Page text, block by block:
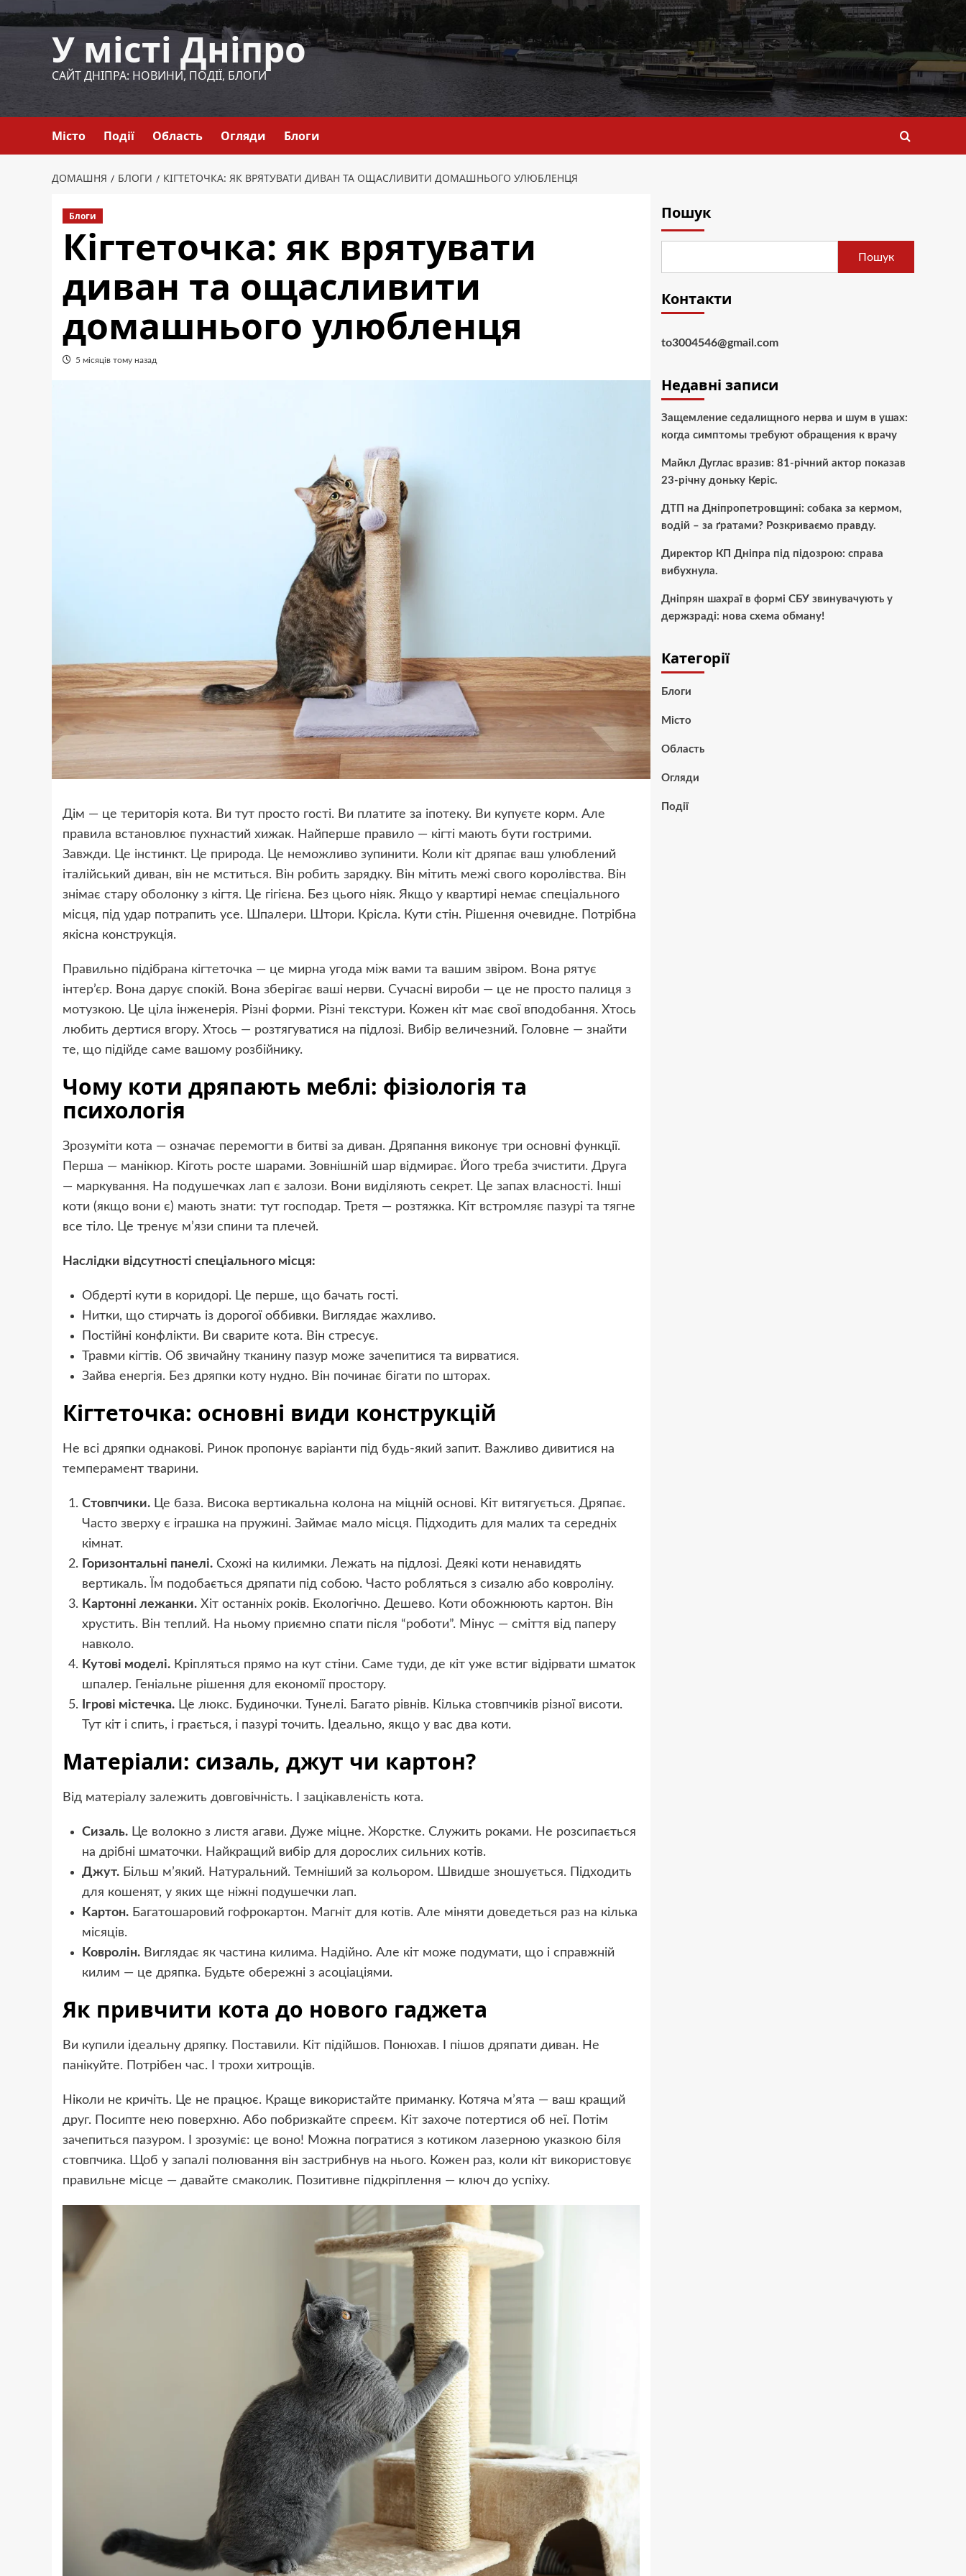
до
У місті Дніпро
САЙТ ДНІПРА: НОВИНИ, ПОДІЇ, БЛОГИ
Місто Події Область Огляди Блоги
ДОМАШНЯ БЛОГИ КІГТЕТОЧКА: ЯК ВРЯТУВАТИ ДИВАН ТА ОЩАСЛИВИТИ ДОМАШНЬОГО УЛЮБЛЕНЦЯ
Блоги
Кігтеточка: як врятувати
диван та ощасливити
домашнього улюбленця
5 місяців тому назад
Дім — це територія кота. Ви тут просто гості. Ви платите за іпотеку. Ви купуєте корм. Але
правила встановлює пухнастий хижак. Найперше правило — кігті мають бути гострими.
Завжди. Це інстинкт. Це природа. Це неможливо зупинити. Коли кіт дряпає ваш улюблений
італійський диван, він не мститься. Він робить зарядку. Він мітить межі свого королівства. Він
знімає стару оболонку з кігтя. Це гігієна. Без цього ніяк. Якщо у квартирі немає спеціального
місця, під удар потрапить усе. Шпалери. Штори. Крісла. Кути стін. Рішення очевидне. Потрібна
якісна конструкція.
Правильно підібрана кігтеточка — це мирна угода між вами та вашим звіром. Вона рятує
інтер’єр. Вона дарує спокій. Вона зберігає ваші нерви. Сучасні вироби — це не просто палиця з
мотузкою. Це ціла інженерія. Різні форми. Різні текстури. Кожен кіт має свої вподобання. Хтось
любить дертися вгору. Хтось — розтягуватися на підлозі. Вибір величезний. Головне — знайти
те, що підійде саме вашому розбійнику.
Чому коти дряпають меблі: фізіологія та
психологія
Зрозуміти кота — означає перемогти в битві за диван. Дряпання виконує три основні функції.
Перша — манікюр. Кіготь росте шарами. Зовнішній шар відмирає. Його треба зчистити. Друга
— маркування. На подушечках лап є залози. Вони виділяють секрет. Це запах власності. Інші
коти (якщо вони є) мають знати: тут господар. Третя — розтяжка. Кіт встромляє пазурі та тягне
все тіло. Це тренує м’язи спини та плечей.
Наслідки відсутності спеціального місця:
Обдерті кути в коридорі. Це перше, що бачать гості.
Нитки, що стирчать із дорогої оббивки. Виглядає жахливо.
Постійні конфлікти. Ви сварите кота. Він стресує.
Травми кігтів. Об звичайну тканину пазур може зачепитися та вирватися.
Зайва енергія. Без дряпки коту нудно. Він починає бігати по шторах.
Кігтеточка: основні види конструкцій
Не всі дряпки однакові. Ринок пропонує варіанти під будь-який запит. Важливо дивитися на
темперамент тварини.
Стовпчики. Це база. Висока вертикальна колона на міцній основі. Кіт витягується. Дряпає.
Часто зверху є іграшка на пружині. Займає мало місця. Підходить для малих та середніх
кімнат.
Горизонтальні панелі. Схожі на килимки. Лежать на підлозі. Деякі коти ненавидять
вертикаль. Їм подобається дряпати під собою. Часто робляться з сизалю або ковроліну.
Картонні лежанки. Хіт останніх років. Екологічно. Дешево. Коти обожнюють картон. Він
хрустить. Він теплий. На ньому приємно спати після “роботи”. Мінус — сміття від паперу
навколо.
Кутові моделі. Кріпляться прямо на кут стіни. Саме туди, де кіт уже встиг відірвати шматок
шпалер. Геніальне рішення для економії простору.
Ігрові містечка. Це люкс. Будиночки. Тунелі. Багато рівнів. Кілька стовпчиків різної висоти.
Тут кіт і спить, і грається, і пазурі точить. Ідеально, якщо у вас два коти.
Матеріали: сизаль, джут чи картон?
Від матеріалу залежить довговічність. І зацікавленість кота.
Сизаль. Це волокно з листя агави. Дуже міцне. Жорстке. Служить роками. Не розсипається
на дрібні шматочки. Найкращий вибір для дорослих сильних котів.
Джут. Більш м’який. Натуральний. Темніший за кольором. Швидше зношується. Підходить
для кошенят, у яких ще ніжні подушечки лап.
Картон. Багатошаровий гофрокартон. Магніт для котів. Але міняти доведеться раз на кілька
місяців.
Ковролін. Виглядає як частина килима. Надійно. Але кіт може подумати, що і справжній
килим — це дряпка. Будьте обережні з асоціаціями.
Як привчити кота до нового гаджета
Ви купили ідеальну дряпку. Поставили. Кіт підійшов. Понюхав. І пішов дряпати диван. Не
панікуйте. Потрібен час. І трохи хитрощів.
Ніколи не кричіть. Це не працює. Краще використайте приманку. Котяча м’ята — ваш кращий
друг. Посипте нею поверхню. Або побризкайте спреєм. Кіт захоче потертися об неї. Потім
зачепиться пазуром. І зрозуміє: це воно! Можна погратися з котиком лазерною указкою біля
стовпчика. Щоб у запалі полювання він застрибнув на нього. Кожен раз, коли кіт використовує
правильне місце — давайте смаколик. Позитивне підкріплення — ключ до успіху.
Пошук
Пошук
Контакти
to3004546@gmail.com
Недавні записи
Защемление седалищного нерва и шум в ушах:
когда симптомы требуют обращения к врачу
Майкл Дуглас вразив: 81-річний актор показав
23-річну доньку Керіс.
ДТП на Дніпропетровщині: собака за кермом,
водій – за ґратами? Розкриваємо правду.
Директор КП Дніпра під підозрою: справа
вибухнула.
Дніпрян шахраї в формі СБУ звинувачують у
держзраді: нова схема обману!
Категорії
Блоги
Місто
Область
Огляди
Події